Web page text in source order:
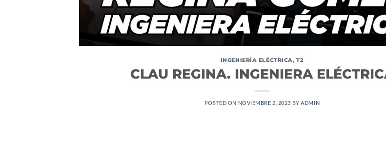
INGENIERÍA ELÉCTRICA,T2
CLAU REGINA. INGENIERA
POSTED ON NOVIEMBRE 2, 2023 BYADMIN